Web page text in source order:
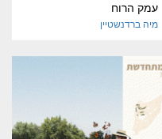
עמק הרוח
מיה ברדנשטיין